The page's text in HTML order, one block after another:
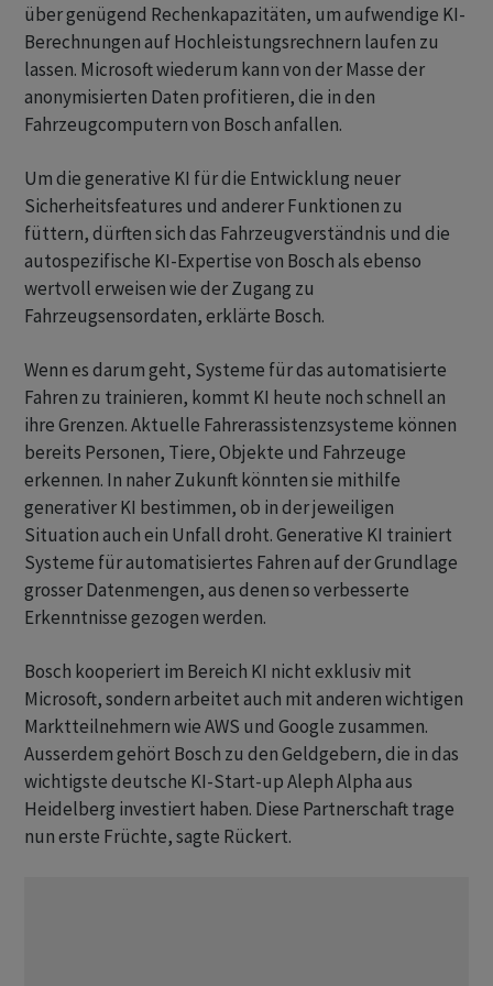
über genügend Rechenkapazitäten, um aufwendige KI-
Berechnungen auf Hochleistungsrechnern laufen zu
lassen. Microsoft wiederum kann von der Masse der
anonymisierten Daten profitieren, die in den
Fahrzeugcomputern von Bosch anfallen.
Um die generative KI für die Entwicklung neuer
Sicherheitsfeatures und anderer Funktionen zu
füttern, dürften sich das Fahrzeugverständnis und die
autospezifische KI-Expertise von Bosch als ebenso
wertvoll erweisen wie der Zugang zu
Fahrzeugsensordaten, erklärte Bosch.
Wenn es darum geht, Systeme für das automatisierte
Fahren zu trainieren, kommt KI heute noch schnell an
ihre Grenzen. Aktuelle Fahrerassistenzsysteme können
bereits Personen, Tiere, Objekte und Fahrzeuge
erkennen. In naher Zukunft könnten sie mithilfe
generativer KI bestimmen, ob in der jeweiligen
Situation auch ein Unfall droht. Generative KI trainiert
Systeme für automatisiertes Fahren auf der Grundlage
grosser Datenmengen, aus denen so verbesserte
Erkenntnisse gezogen werden.
Bosch kooperiert im Bereich KI nicht exklusiv mit
Microsoft, sondern arbeitet auch mit anderen wichtigen
Marktteilnehmern wie AWS und Google zusammen.
Ausserdem gehört Bosch zu den Geldgebern, die in das
wichtigste deutsche KI-Start-up Aleph Alpha aus
Heidelberg investiert haben. Diese Partnerschaft trage
nun erste Früchte, sagte Rückert.